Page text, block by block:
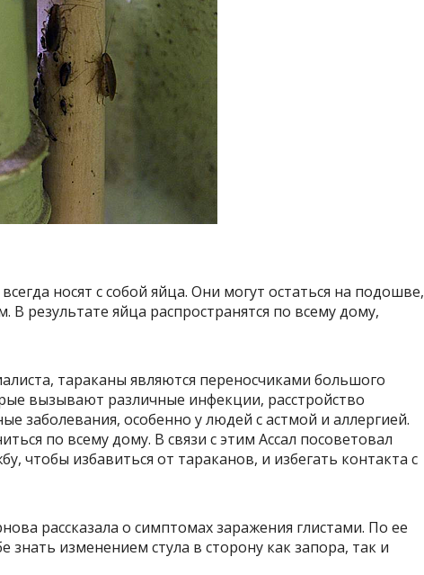
носят с собой яйца. Они могут остаться на подошве,
В результате яйца распространятся по всему дому,
тараканы являются переносчиками большого
вызывают различные инфекции, расстройство
заболевания, особенно у людей с астмой и аллергией.
по всему дому. В связи с этим Ассал посоветовал
чтобы избавиться от тараканов, и избегать контакта с
рассказала о симптомах заражения глистами. По ее
знать изменением стула в сторону как запора, так и